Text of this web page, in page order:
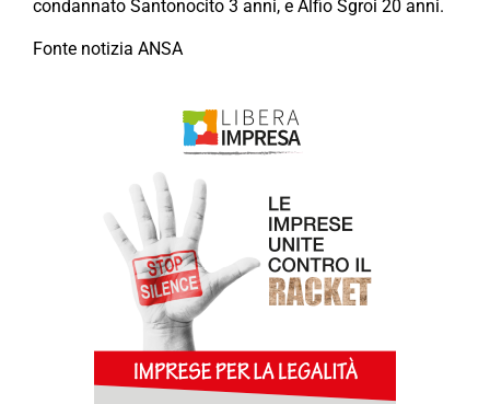
condannato Santonocito 3 anni, e Alfio Sgroi 20 anni.
Fonte notizia ANSA